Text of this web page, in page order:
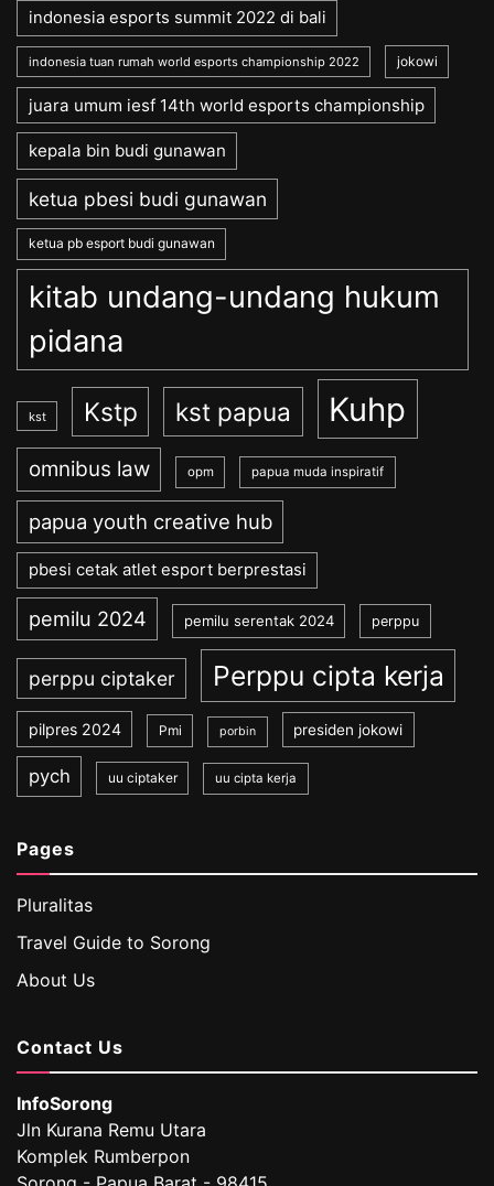
indonesia esports summit 2022 di bali
indonesia tuan rumah world esports championship 2022 jokowi
juara umum iesf 14th world esports championship
kepala bin budi gunawan
ketua pbesi budi gunawan
ketua pb esport budi gunawan
kitab undang-undang hukum
pidana
kst Kstp kst papua Kuhp
omnibus law opm papua muda inspiratif
papua youth creative hub
pbesi cetak atlet esport berprestasi
pemilu 2024 pemilu serentak 2024 perppu
perppu ciptaker Perppu cipta kerja
pilpres 2024 Pmi porbin presiden jokowi
pych uu ciptaker uu cipta kerja
Pages
Pluralitas
Travel Guide to Sorong
About Us
Contact Us
InfoSorong
Jln Kurana Remu Utara
Komplek Rumberpon